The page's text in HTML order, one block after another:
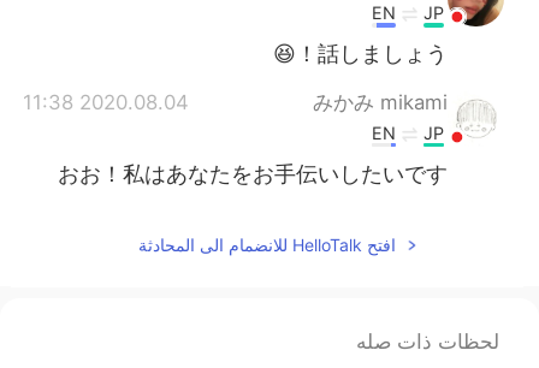
JP
EN
話しましょう！😆
みかみ mikami
2020.08.04 11:38
JP
EN
おお！私はあなたをお手伝いしたいです
افتح HelloTalk للانضمام الى المحادثة
لحظات ذات صله